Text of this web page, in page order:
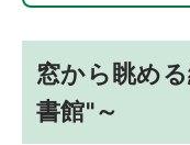
窓から眺め
書館"～